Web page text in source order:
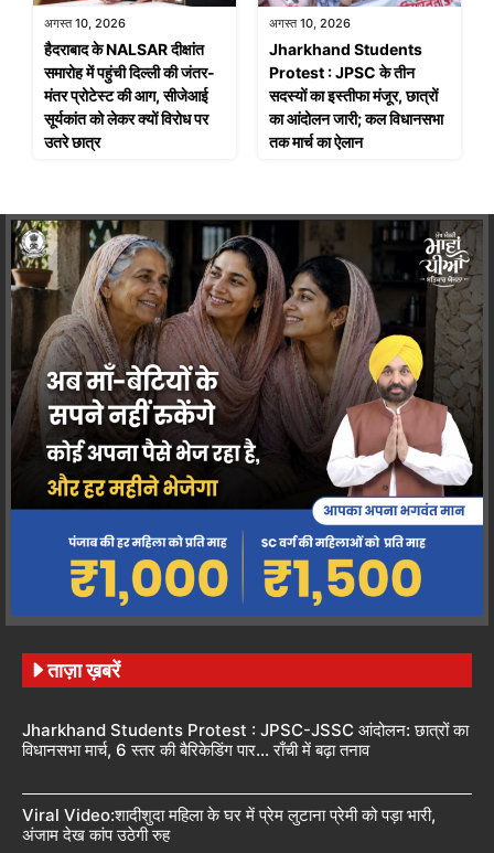
अगस्त 10, 2026
हैदराबाद के NALSAR दीक्षांत
समारोह में पहुंची दिल्ली की जंतर-
मंतर प्रोटेस्ट की आग, सीजेआई
सूर्यकांत को लेकर क्यों विरोध पर
उतरे छात्र
अगस्त 10, 2026
Jharkhand Students
Protest : JPSC के तीन
सदस्यों का इस्तीफा मंजूर, छात्रों
का आंदोलन जारी; कल विधानसभा
तक मार्च का ऐलान
ताज़ा ख़बरें
Jharkhand Students Protest : JPSC-JSSC आंदोलन: छात्रों का
विधानसभा मार्च, 6 स्तर की बैरिकेडिंग पार… राँची में बढ़ा तनाव
Viral Video:शादीशुदा महिला के घर में प्रेम लुटाना प्रेमी को पड़ा भारी,
अंजाम देख कांप उठेगी रुह